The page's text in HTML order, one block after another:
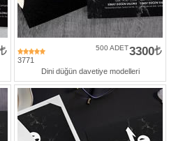
3771
3300
500 ADET
Dini düğün davetiye modelleri